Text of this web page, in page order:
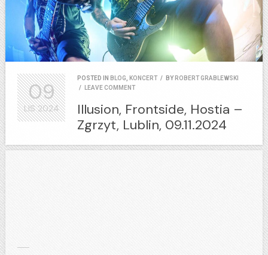
POSTED IN BLOG KONCERT / BY ROBERT GRABLEWSKI
/
LEAVE COMMENT
Illusion, Frontside, Hostia –
Zgrzyt, Lublin, 09.11.2024
09
LIS2024